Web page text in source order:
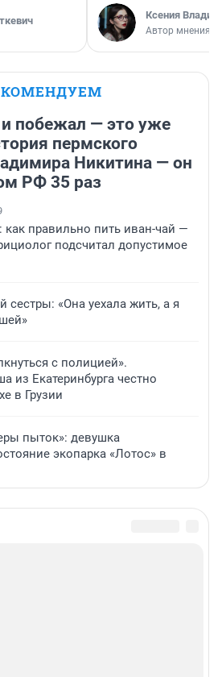
Ксения
Автор мнения
и побежал — это уже
пермского
Никитина — он
РФ 35 раз
как правильно пить иван-чай —
подсчитал допустимое
«Она уехала жить, а я
с полицией».
из Екатеринбурга честно
в Грузии
пыток»: девушка
экопарка «Лотос» в